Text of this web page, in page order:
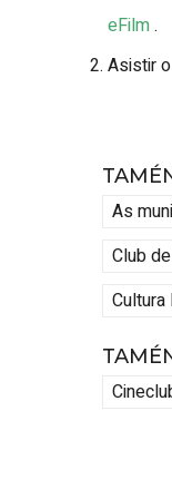
eFilm.
Asistir
As
Club